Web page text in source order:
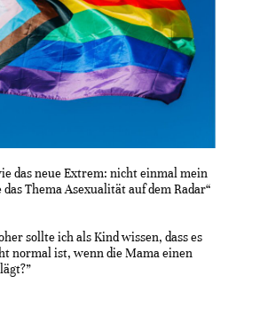
das neue Extrem: nicht einmal mein
Thema Asexualität auf dem Radar“
sollte ich als Kind wissen, dass es
normal ist, wenn die Mama einen